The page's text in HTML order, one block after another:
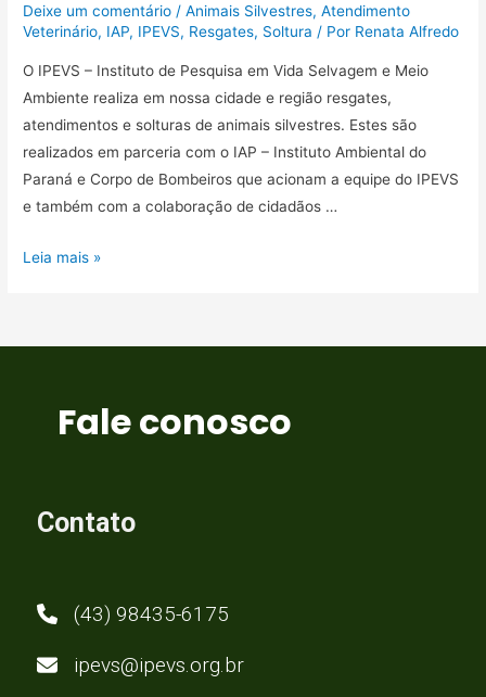
Deixe um comentário /Animais Silvestres,Atendimento
Veterinário, IAP, IPEVS, Resgates, Soltura / Por Renata Alfredo
O IPEVS – Instituto de Pesquisa em Vida Selvagem e Meio
Ambiente realiza em nossa cidade e região resgates,
atendimentos e solturas de animais silvestres. Estes são
realizados em parceria com o IAP – Instituto Ambiental do
Paraná e Corpo de Bombeiros que acionam a equipe do IPEVS
e também com a colaboração de cidadãos …
Leia mais »
Fale conosco
Contato
(43) 98435-6175
ipevs@ipevs.org.br